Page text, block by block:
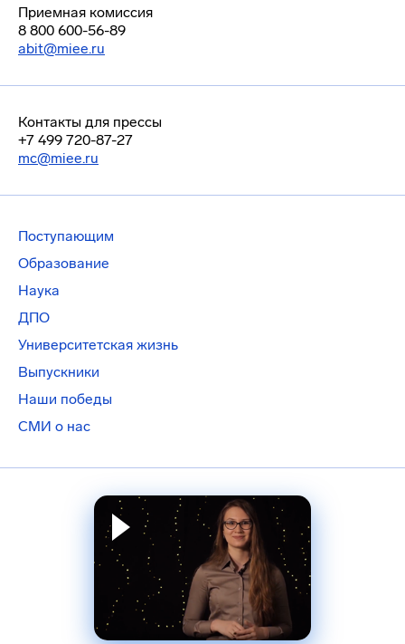
Приемная комиссия
8 800 600-56-89
abit@miee.ru
Контакты для прессы
+7 499 720-87-27
mc@miee.ru
Поступающим
Образование
Наука
ДПО
Университетская жизнь
Выпускники
Наши победы
СМИ о нас